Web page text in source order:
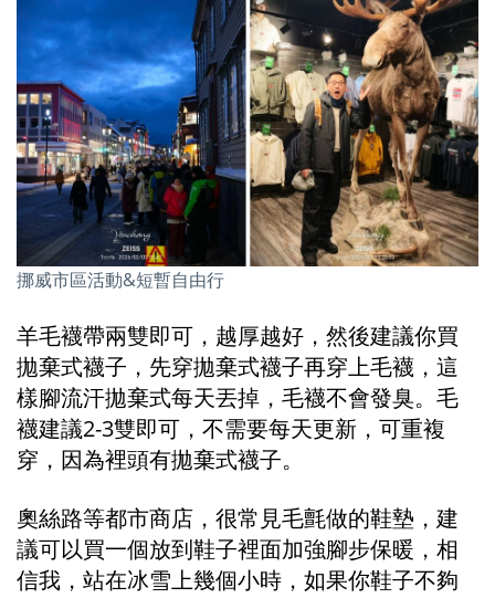
挪威市區活動&短暫自由行
羊毛襪帶兩雙即可，越厚越好，然後建議你買
拋棄式襪子，先穿拋棄式襪子再穿上毛襪，這
樣腳流汗拋棄式每天丟掉，毛襪不會發臭。毛
襪建議2-3雙即可，不需要每天更新，可重複
穿，因為裡頭有拋棄式襪子。
奧絲路等都市商店，很常見毛氈做的鞋墊，建
議可以買一個放到鞋子裡面加強腳步保暖，相
信我，站在冰雪上幾個小時，如果你鞋子不夠